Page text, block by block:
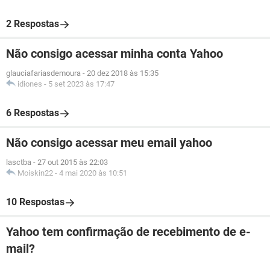
2 Respostas
Não consigo acessar minha conta Yahoo
glauciafariasdemoura - 20 dez 2018 às 15:35
idiones - 5 set 2023 às 17:47
6 Respostas
Não consigo acessar meu email yahoo
lasctba - 27 out 2015 às 22:03
Moiskin22 - 4 mai 2020 às 10:51
10 Respostas
Yahoo tem confirmação de recebimento de e-
mail?